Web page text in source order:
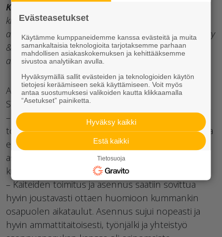
Kuva
kiinteistölle betonielementit jätteiden lajittelualueen
aitausta varten. Rudus vastasi tilaajan Massby Facility
& Servicen toivomuksesta myös elementtien
asennuksesta.
Aitauksen tekemiseksi tarvittiin metrin korkuisia
STEP-pengerkaide-elementtejä 80 metrin verran.
– Tutkimme eri vaihtoehtoja elementtien
toimittajaksi. Tarjous pyydettiin asennettuna, koska
elementtien painon takia ei ollut mahdollisuutta
asentaa niitä itse paikoilleen. Valitsimme
kumppaniksemme Ruduksen, Grönqvist toteaa.
– Kaiteiden toimitus ja asennus saatiin sovittua
hyvin joustavasti ottaen huomioon kummankin
osapuolen aikataulut. Asennus sujui nopeasti ja
hyvin ammattitaitoisesti, työnjälki ja yhteistyö
Evästeasetukset
Käytämme kumppaneidemme kanssa evästeitä ja muita
samankaltaisia teknologioita tarjotaksemme parhaan
mahdollisen asiakaskokemuksen ja kehittääksemme
sivustoa analytiikan avulla.
Hyväksymällä sallit evästeiden ja teknologioiden käytön
tietojesi keräämiseen sekä käyttämiseen. Voit myös
antaa suostumuksesi valikoiden kautta klikkaamalla
“Asetukset” painiketta.
Hyväksy kaikki
Estä kaikki
Tietosuoja